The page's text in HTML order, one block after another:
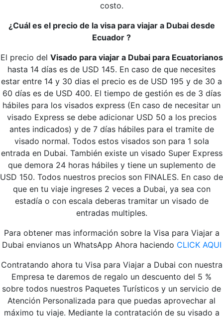
costo.
¿Cuál es el precio de la visa para viajar a Dubai desde
Ecuador ?
El precio del Visado para viajar a Dubai para Ecuatorianos
hasta 14 días es de USD 145. En caso de que necesites
estar entre 14 y 30 dias el precio es de USD 195 y de 30 a
60 días es de USD 400. El tiempo de gestión es de 3 días
hábiles para los visados express (En caso de necesitar un
visado Express se debe adicionar USD 50 a los precios
antes indicados) y de 7 días hábiles para el tramite de
visado normal. Todos estos visados son para 1 sola
entrada en Dubai. También existe un visado Super Express
que demora 24 horas hábiles y tiene un suplemento de
USD 150. Todos nuestros precios son FINALES. En caso de
que en tu viaje ingreses 2 veces a Dubai, ya sea con
estadía o con escala deberas tramitar un visado de
entradas multiples.
Para obtener mas información sobre la Visa para Viajar a
Dubai envianos un WhatsApp Ahora haciendo CLICK AQUI
Contratando ahora tu Visa para Viajar a Dubai con nuestra
Empresa te daremos de regalo un descuento del 5 %
sobre todos nuestros Paquetes Turísticos y un servicio de
Atención Personalizada para que puedas aprovechar al
máximo tu viaje. Mediante la contratación de su visado a